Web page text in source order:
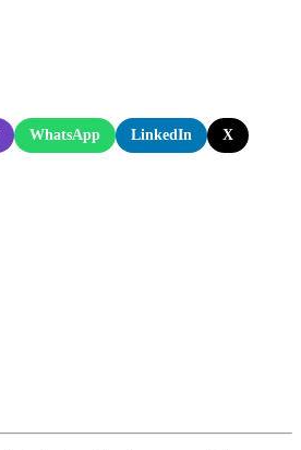
WhatsApp LinkedIn X